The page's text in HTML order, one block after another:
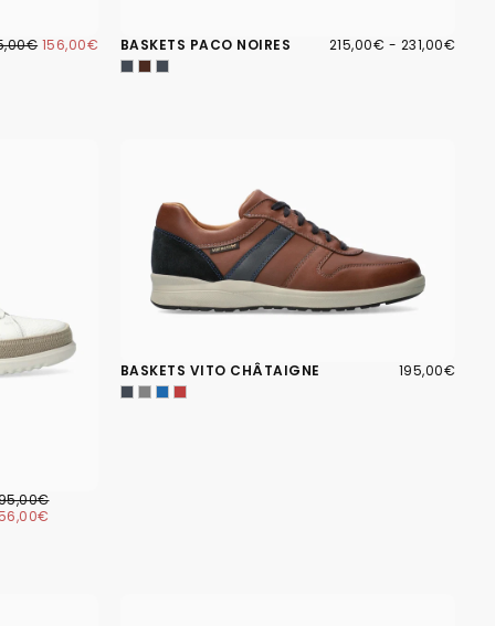
PRIX
156,00€ BASKETS PACO NOIRES 215,00€
PRIX
215,00€ - PRIX
231,00€
PRIX
BASKETS VITO CHÂTAIGNE 195,00€
PRIX
195,00€